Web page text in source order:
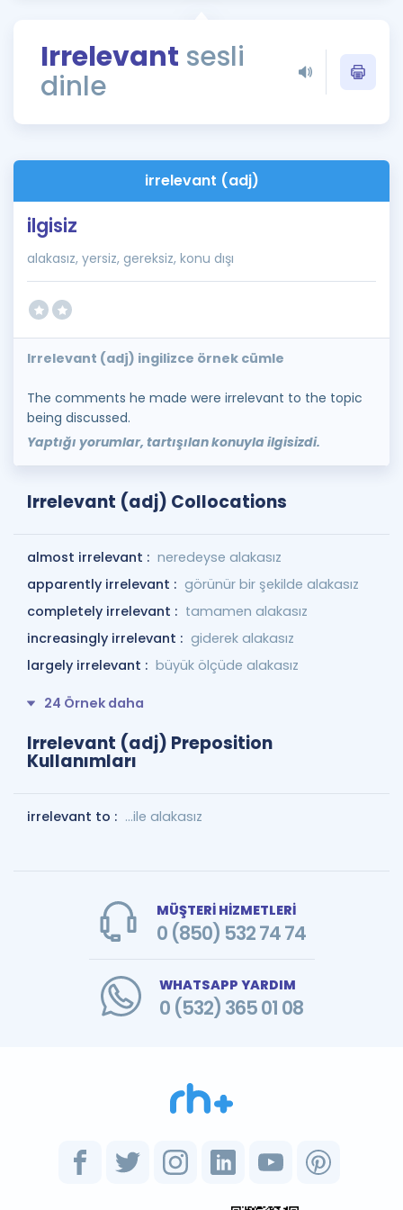
Rehberlik Aracı
ÖSYM Sınav Takvimi
İngilizce Gramer
Irrelevant sesli
dinle
irrelevant (adj)
ilgisiz
alakasız, yersiz, gereksiz, konu dışı
Irrelevant (adj) ingilizce örnek cümle
The comments he made were irrelevant to the topic
being discussed.
Yaptığı yorumlar, tartışılan konuyla ilgisizdi.
Irrelevant (adj) Collocations
almost irrelevant : neredeyse alakasız
apparently irrelevant : görünür bir şekilde alakasız
completely irrelevant : tamamen alakasız
increasingly irrelevant : giderek alakasız
largely irrelevant : büyük ölçüde alakasız
24 Örnek daha
Irrelevant (adj) Preposition
Kullanımları
irrelevant to : ...ile alakasız
MÜŞTERİ HİZMETLERİ
0 (850) 532 74 74
WHATSAPP YARDIM
0 (532) 365 01 08